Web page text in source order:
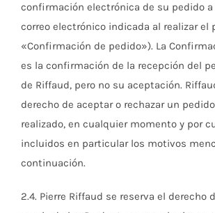
confirmación electrónica de su pedido
correo electrónico indicada al realizar el
«Confirmación de pedido»). La
es la confirmación de la recepción del
de Riffaud, pero no su aceptación.
derecho de aceptar o rechazar un
realizado, en cualquier momento y por
incluidos en particular los motivos
continuación.
2.4. Pierre Riffaud se reserva el derecho